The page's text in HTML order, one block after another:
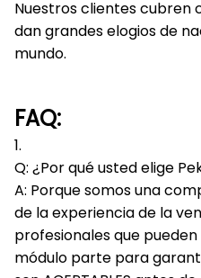
Nuestros clientes cubren
dan grandes elogios de
mundo.
FAQ:
1.
Q: ¿Por qué usted elige
A: Porque somos una
de la experiencia de la
profesionales que
módulo parte para